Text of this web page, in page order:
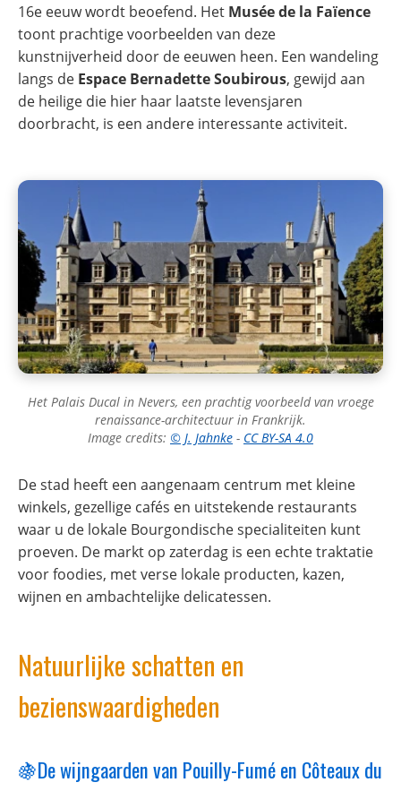
16e eeuw wordt beoefend. Het Musée de la Faïence
toont prachtige voorbeelden van deze
kunstnijverheid door de eeuwen heen. Een wandeling
langs de Espace Bernadette Soubirous, gewijd aan
de heilige die hier haar laatste levensjaren
doorbracht, is een andere interessante activiteit.
Het Palais Ducal in Nevers, een prachtig voorbeeld van vroege
renaissance-architectuur in Frankrijk.
Image credits: © J. Jahnke - CC BY-SA 4.0
De stad heeft een aangenaam centrum met kleine
winkels, gezellige cafés en uitstekende restaurants
waar u de lokale Bourgondische specialiteiten kunt
proeven. De markt op zaterdag is een echte traktatie
voor foodies, met verse lokale producten, kazen,
wijnen en ambachtelijke delicatessen.
Natuurlijke schatten en
bezienswaardigheden
🍇De wijngaarden van Pouilly-Fumé en Côteaux du